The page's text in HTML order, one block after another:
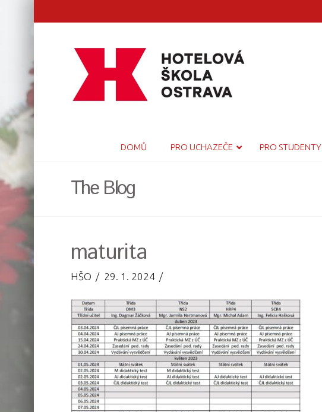
DOMŮ PRO UCHAZEČE PRO STUDENTY
The Blog
maturita
HŠO 29. 1. 2024